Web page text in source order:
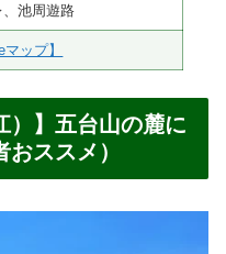
池周遊路
ップ】
）】五台山の麓に
ススメ）